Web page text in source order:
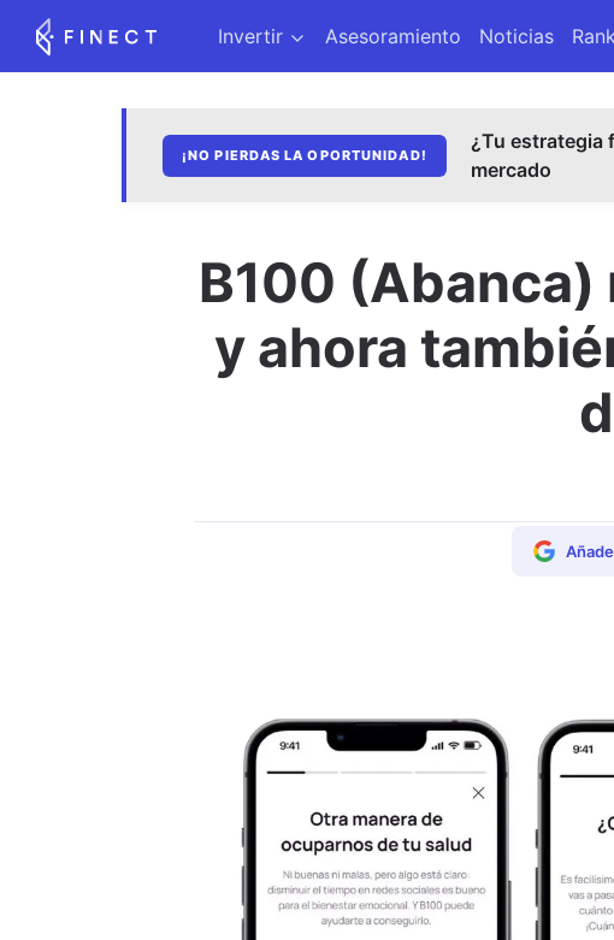
Invertir Asesoramiento Noticias
¡NO PIERDAS LA OPORTUNIDAD!
¿Tu estrategia
mercado
B100 (Abanca)
y ahora